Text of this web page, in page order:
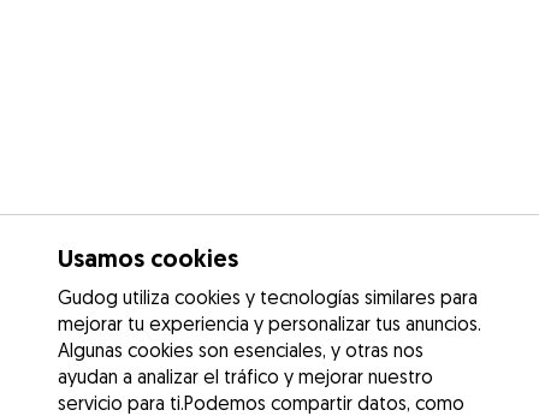
Usamos cookies
Gudog utiliza cookies y tecnologías similares para
mejorar tu experiencia y personalizar tus anuncios.
Algunas cookies son esenciales, y otras nos
ayudan a analizar el tráfico y mejorar nuestro
servicio para ti.Podemos compartir datos, como